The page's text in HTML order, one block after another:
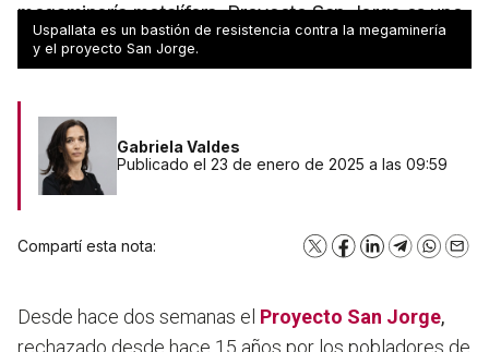
megaminería metalífera. Proyecto San Jorge es uno
de los proyectos mineros más importantes.
Uspallata es un bastión de resistencia contra la megaminería
y el proyecto San Jorge.
Gabriela Valdes
Publicado el 23 de enero de 2025 a las 09:59
Compartí esta nota: X Facebook
LinkedInTelegram
Desde hace dos semanas el Proyecto San Jorge,
rechazado desde hace 15 años por los pobladores de